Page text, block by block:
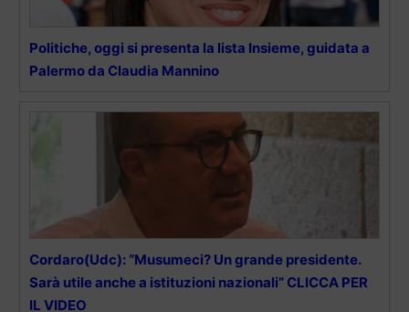
Politiche, oggi si presenta la lista Insieme, guidata a
Palermo da Claudia Mannino
Cordaro(Udc): “Musumeci? Un grande presidente.
Sarà utile anche a istituzioni nazionali” CLICCA PER
IL VIDEO